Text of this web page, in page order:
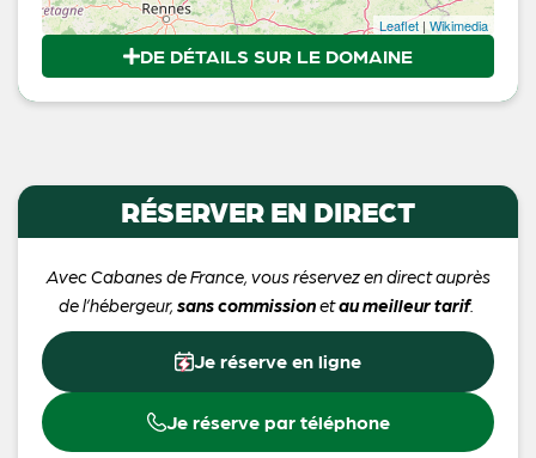
Leaflet | Wikimedia
DE DÉTAILS SUR LE DOMAINE
RÉSERVER EN DIRECT
Avec Cabanes de France, vous réservez en direct auprès
de l’hébergeur, sans commissionetau meilleur tarif.
Je réserve en ligne
Je réserve par téléphone